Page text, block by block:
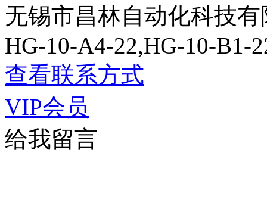
无锡市昌林自动化科技有
HG-10-A4-22,HG-10-B1-
查看联系方式
VIP会员
给我留言